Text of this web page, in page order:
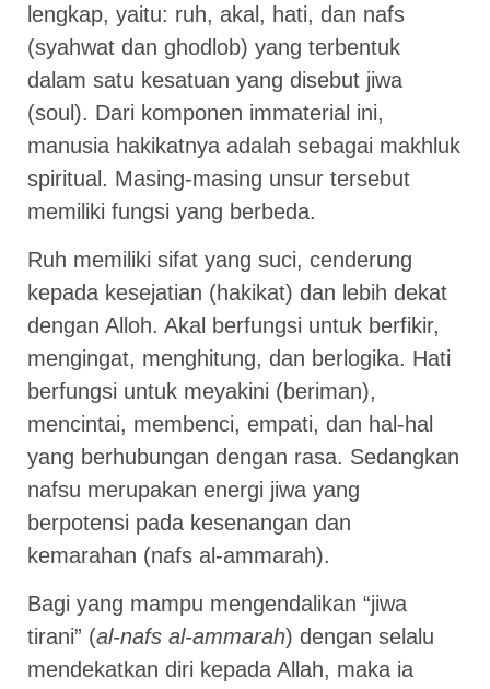
lengkap, yaitu: ruh, akal, hati, dan nafs
(syahwat dan ghodlob) yang terbentuk
dalam satu kesatuan yang disebut jiwa
(soul). Dari komponen immaterial ini,
manusia hakikatnya adalah sebagai makhluk
spiritual. Masing-masing unsur tersebut
memiliki fungsi yang berbeda.
Ruh memiliki sifat yang suci, cenderung
kepada kesejatian (hakikat) dan lebih dekat
dengan Alloh. Akal berfungsi untuk berfikir,
mengingat, menghitung, dan berlogika. Hati
berfungsi untuk meyakini (beriman),
mencintai, membenci, empati, dan hal-hal
yang berhubungan dengan rasa. Sedangkan
nafsu merupakan energi jiwa yang
berpotensi pada kesenangan dan
kemarahan (nafs al-ammarah).
Bagi yang mampu mengendalikan “jiwa
tirani” (al-nafs al-ammarah) dengan selalu
mendekatkan diri kepada Allah, maka ia